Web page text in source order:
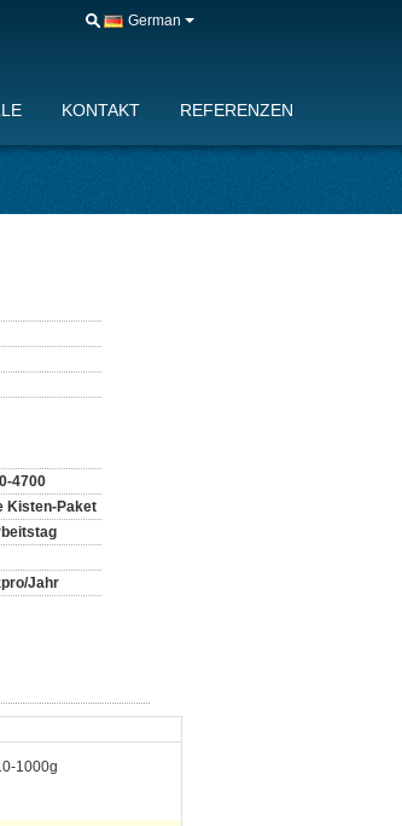
German
KONTAKT REFERENZEN
4700
Kisten-Paket
Jahr
1000g